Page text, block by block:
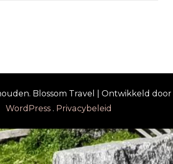
Blossom Travel | Ontwikkeld door
WordPress. Privacybeleid